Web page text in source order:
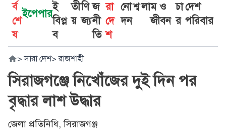
র্ব
শে
ষ
ইপেপার
ই
বিপ্ল
ব
তী
য়
ণি
জ্য
জ
নী
তি
রা
দে
শ
নো
দন
শ্বলাম ও
জীবন
চা
র
দেশ
পরিবার
> সারা দেশ> রাজশাহী
সিরাজগঞ্জে নিখোঁজের দুই দিন পর
বৃদ্ধার লাশ উদ্ধার
জেলা প্রতিনিধি, সিরাজগঞ্জ